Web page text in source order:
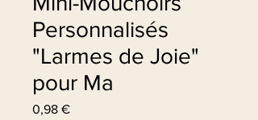
Personnalisés
"Larmes de Joie"
pour Ma
0,98 €Prix